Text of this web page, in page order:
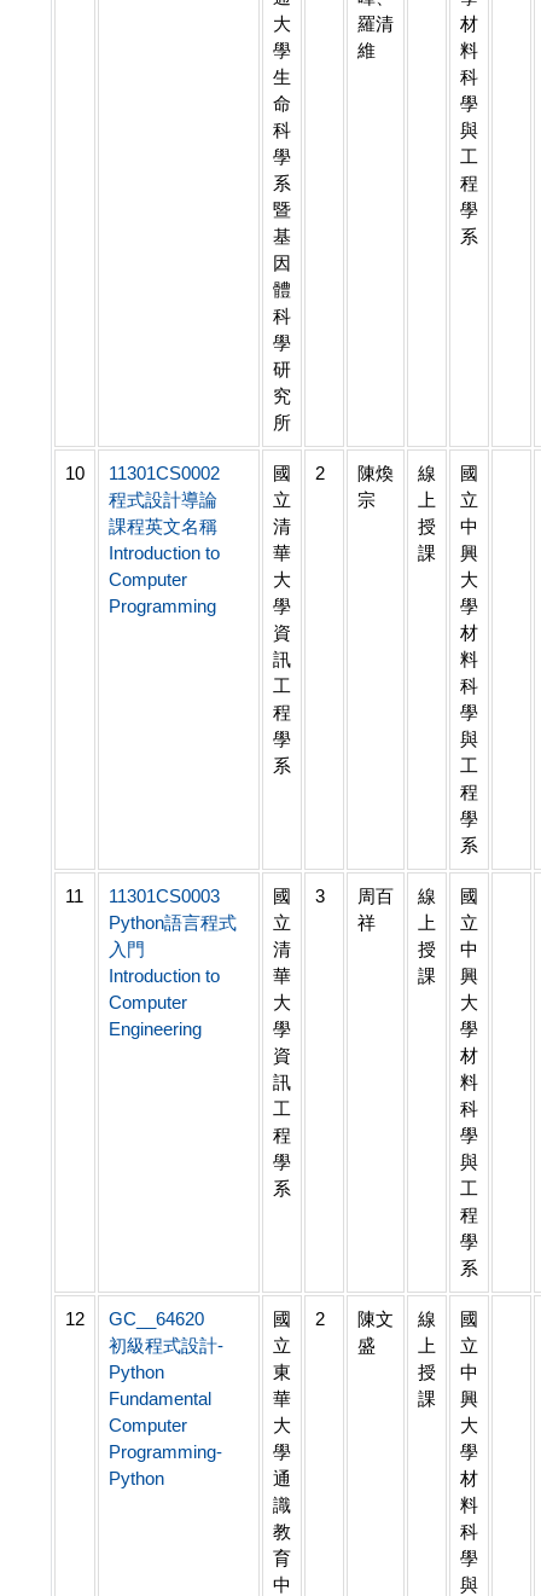
大
學
生
命
科
學
系
暨
基
因
體
科
學
研
究
所
羅清
維
材
料
科
學
與
工
程
學
系
10
11301CS0002
程式設計導論
課程英文名稱
Introduction to
Computer
Programming
國
立
清
華
大
學
資
訊
工
程
學
系
2
陳煥
宗
線
上
授
課
國
立
中
興
大
學
材
料
科
學
與
工
程
學
系
11
11301CS0003
Python語言程式
入門
Introduction to
Computer
Engineering
國
立
清
華
大
學
資
訊
工
程
學
系
3
周百
祥
線
上
授
課
國
立
中
興
大
學
材
料
科
學
與
工
程
學
系
12
GC__64620
初級程式設計-
Python
Fundamental
Computer
Programming-
Python
國
立
東
華
大
學
通
識
教
育
中
2
陳文
盛
線
上
授
課
國
立
中
興
大
學
材
料
科
學
與